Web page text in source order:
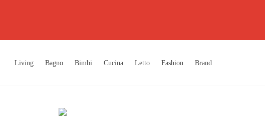
Living Bagno Bimbi Cucina Letto Fashion Brand